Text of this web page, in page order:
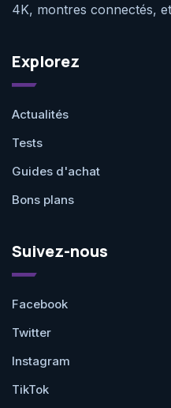
4K, montres connectés,
Explorez
Actualités
Tests
Guides d'achat
Bons plans
Suivez-nous
Facebook
Twitter
Instagram
TikTok